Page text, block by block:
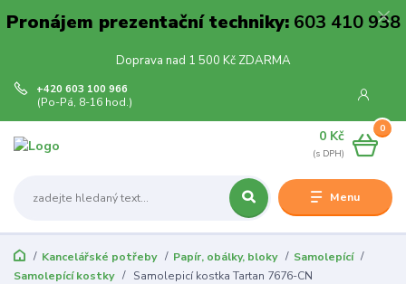
Pronájem prezentační techniky:603 410 938
Doprava nad 1 500 Kč ZDARMA
Menu
+420 603 100 966
(Po-Pá, 8-16 hod.)
0
0 Kč
Kancelářské potřeby Papír, obálky, bloky
Samolepící
Samolepící kostky
Samolepicí kostka Tartan 7676-CN